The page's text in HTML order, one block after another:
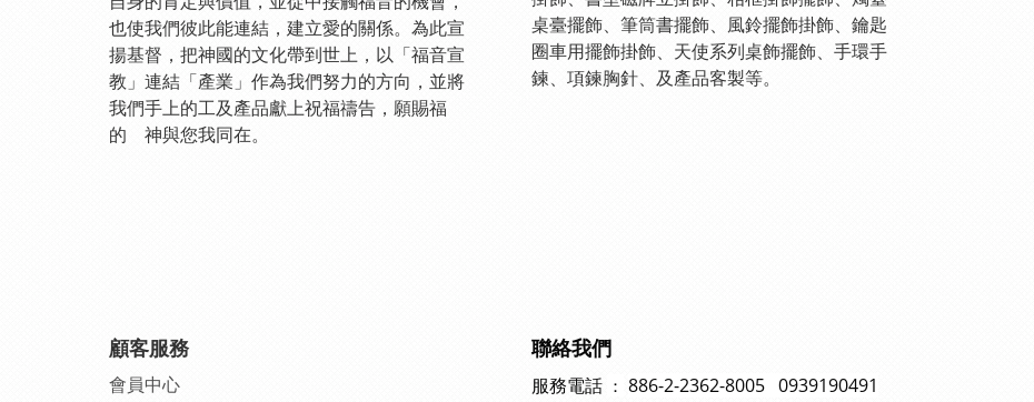
也使我們彼此能連結，建立愛的關係。為此宣
揚基督，把神國的文化帶到世上，以「福音宣
教」連結「產業」作為我們努力的方向，並將
我們手上的工及產品獻上祝福禱告，願賜福
的 神與您我同在。
桌臺擺飾、筆筒書擺飾、風鈴擺飾掛飾、鑰匙
圈車用擺飾掛飾、天使系列桌飾擺飾、手環手
鍊、項鍊胸針、及產品客製等。
顧客服務
會員中心
聯絡我們
服務電話 ： 886-2-2362-8005 0939190491